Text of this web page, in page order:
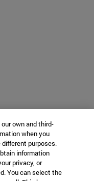
own and third-
when you
purposes.
information
privacy, or
You can select the